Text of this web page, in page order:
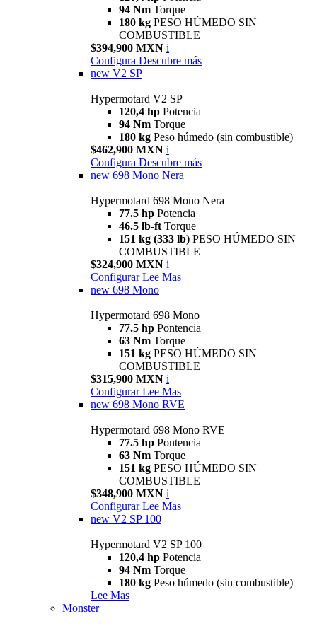
94 Nm Torque
180 kg PESO HÚMEDO SIN
COMBUSTIBLE
$394,900 MXN i
Configura Descubre más
new V2 SP
Hypermotard V2 SP
120,4 hp Potencia
94 Nm Torque
180 kg Peso húmedo (sin combustible)
$462,900 MXN i
Configura Descubre más
new 698 Mono Nera
Hypermotard 698 Mono Nera
77.5 hp Potencia
46.5 lb-ft Torque
151 kg (333 lb) PESO HÚMEDO SIN
COMBUSTIBLE
$324,900 MXN i
Configurar Lee Mas
new 698 Mono
Hypermotard 698 Mono
77.5 hp Pontencia
63 Nm Torque
151 kg PESO HÚMEDO SIN
COMBUSTIBLE
$315,900 MXN i
Configurar Lee Mas
new 698 Mono RVE
Hypermotard 698 Mono RVE
77.5 hp Pontencia
63 Nm Torque
151 kg PESO HÚMEDO SIN
COMBUSTIBLE
$348,900 MXN i
Configurar Lee Mas
new V2 SP 100
Hypermotard V2 SP 100
120,4 hp Potencia
94 Nm Torque
180 kg Peso húmedo (sin combustible)
Lee Mas
Monster